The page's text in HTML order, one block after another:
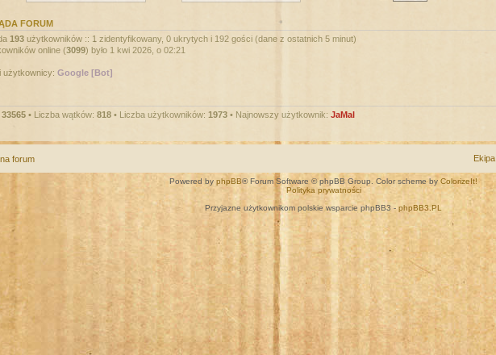
FORUM
193 użytkowników :: 1 zidentyfikowany, 0 ukrytych i 192 gości (dane z ostatnich 5 minut)
online (3099) było 1 kwi 2026, o 02:21
użytkownicy: Google [Bot]
33565 • Liczba wątków: 818 • Liczba użytkowników: 1973 • Najnowszy użytkownik: JaMal
forum Ekipa
Powered by phpBB® Forum Software © phpBB Group. Color scheme by ColorizeIt!
Polityka prywatności
Przyjazne użytkownikom polskie wsparcie phpBB3 - phpBB3.PL